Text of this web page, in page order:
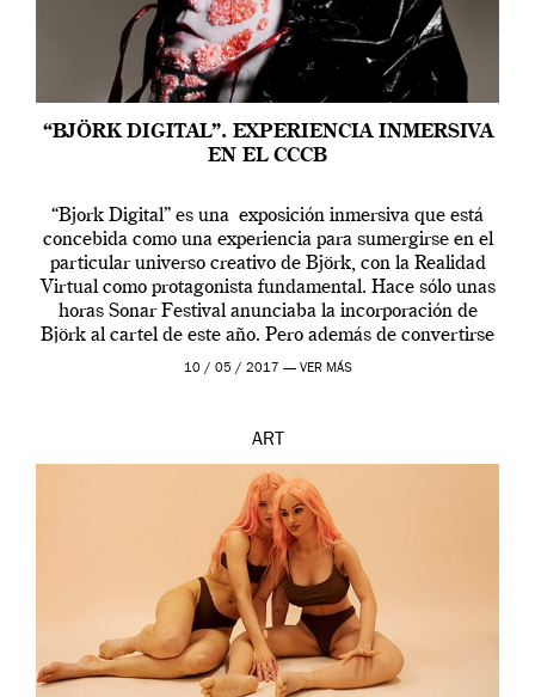
“BJÖRK DIGITAL”. EXPERIENCIA INMERSIVA
EN EL CCCB
“Bjork Digital” es una exposición inmersiva que está
concebida como una experiencia para sumergirse en el
particular universo creativo de Björk, con la Realidad
Virtual como protagonista fundamental. Hace sólo unas
horas Sonar Festival anunciaba la incorporación de
Björk al cartel de este año. Pero además de convertirse
en una de las actuaciones más relevantes […]
10 / 05 / 2017 — VER MÁS
ART